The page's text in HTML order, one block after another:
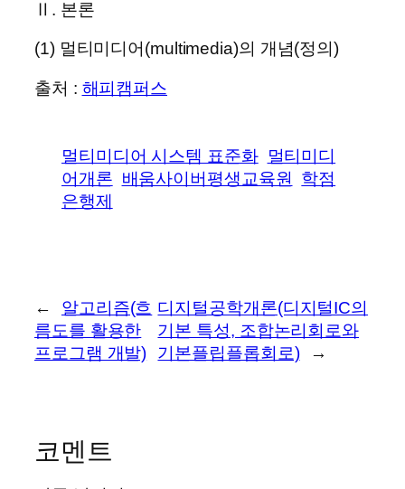
Ⅱ. 본론
(1) 멀티미디어(multimedia)의 개념(정의)
출처 : 해피캠퍼스
멀티미디어 시스템 표준화 멀티미디
어개론 배움사이버평생교육원
학점
은행제
←
알고리즘(흐
름도를 활용한
프로그램 개발)
디지털공학개론(디지털IC의
기본 특성, 조합논리회로와
기본플립플롭회로)
→
코멘트